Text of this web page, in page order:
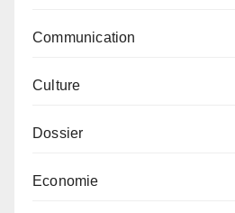
Communication
Culture
Dossier
Economie